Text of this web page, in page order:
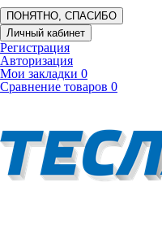
ПОНЯТНО, СПАСИБО
Личный кабинет
Регистрация
Авторизация
Мои закладки 0
Сравнение товаров 0